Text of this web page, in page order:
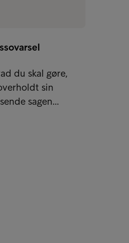
du skal gøre,
sin
sagen…